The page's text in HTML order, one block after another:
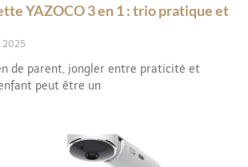
YAZOCO 3 en 1 : trio pratique et
2025
de parent, jongler entre praticité et
peut être un